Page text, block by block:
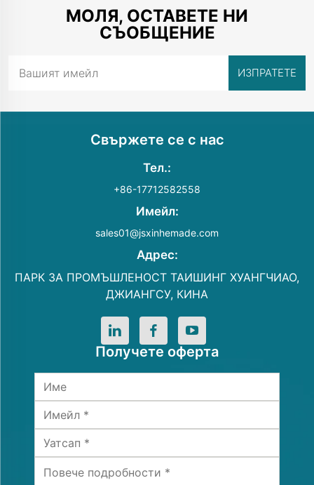
МОЛЯ, ОСТАВЕТЕ НИ
СЪОБЩЕНИЕ
Свържете се с нас
Тел.:
+86-17712582558
Имейл:
sales01@jsxinhemade.com
Адрес:
ПАРК ЗА ПРОМЪШЛЕНОСТ ТАИШИНГ ХУАНГЧИАО,
ДЖИАНГСУ, КИНА
Получете оферта